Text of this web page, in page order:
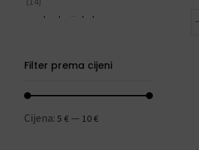
eksplozija balona sa
ostale prigode i
(232)
sve za rođendan
Filter prema cijeni
Cijena: 5 € — 10 €